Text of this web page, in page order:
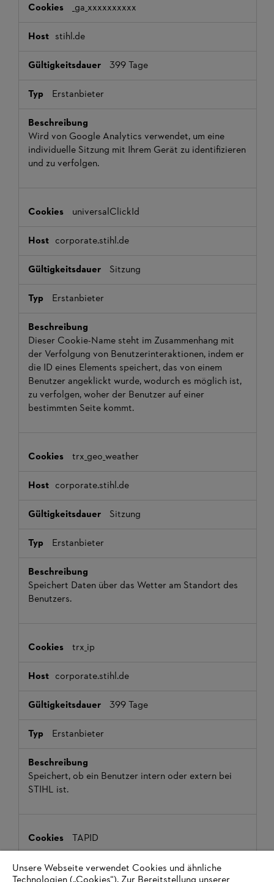
_ga_xxxxxxxxxx
stihl.de
399 Tage
Erstanbieter
Wird von Google Analytics verwendet, um eine
individuelle Sitzung mit Ihrem Gerät zu identifizieren
und zu verfolgen.
universalClickId
corporate.stihl.de
Sitzung
Erstanbieter
Dieser Cookie-Name steht im Zusammenhang mit
der Verfolgung von Benutzerinteraktionen, indem er
die ID eines Elements speichert, das von einem
Benutzer angeklickt wurde, wodurch es möglich ist,
zu verfolgen, woher der Benutzer auf einer
bestimmten Seite kommt.
trx_geo_weather
corporate.stihl.de
Sitzung
Erstanbieter
Speichert Daten über das Wetter am Standort des
Benutzers.
trx_ip
corporate.stihl.de
399 Tage
Erstanbieter
Speichert, ob ein Benutzer intern oder extern bei
STIHL ist.
TAPID
tealiumiq.com
Unsere Webseite verwendet Cookies und ähnliche